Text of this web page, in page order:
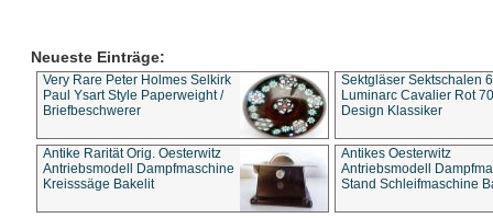
Neueste Einträge:
Very Rare Peter Holmes Selkirk
Paul Ysart Style Paperweight /
Briefbeschwerer
Sektgläser Sektschalen
Luminarc Cavalier Rot
Design Klassiker
Antike Rarität Orig. Oesterwitz
Antriebsmodell Dampfmaschine
Kreisssäge Bakelit
Antikes Oesterwitz
Antriebsmodell
Stand Schleifmaschine